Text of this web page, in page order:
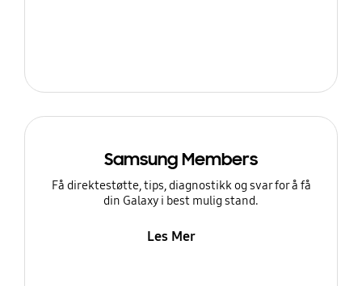
Samsung Members
Få direktestøtte, tips, diagnostikk og svar for å få
din Galaxy i best mulig stand.
Les Mer